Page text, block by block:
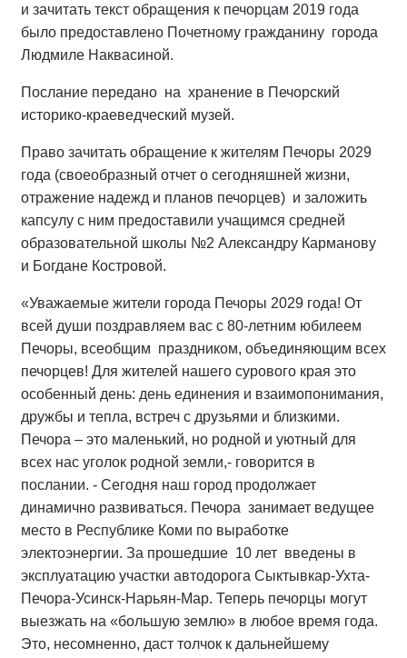
и зачитать текст обращения к печорцам 2019 года
было предоставлено Почетному гражданину города
Людмиле Наквасиной.
Послание передано на хранение в Печорский
историко-краеведческий музей.
Право зачитать обращение к жителям Печоры 2029
года (своеобразный отчет о сегодняшней жизни,
отражение надежд и планов печорцев) и заложить
капсулу с ним предоставили учащимся средней
образовательной школы №2 Александру Карманову
и Богдане Костровой.
«Уважаемые жители города Печоры 2029 года! От
всей души поздравляем вас с 80-летним юбилеем
Печоры, всеобщим праздником, объединяющим всех
печорцев! Для жителей нашего сурового края это
особенный день: день единения и взаимопонимания,
дружбы и тепла, встреч с друзьями и близкими.
Печора – это маленький, но родной и уютный для
всех нас уголок родной земли,- говорится в
послании. - Сегодня наш город продолжает
динамично развиваться. Печора занимает ведущее
место в Республике Коми по выработке
электоэнергии. За прошедшие 10 лет введены в
эксплуатацию участки автодорога Сыктывкар-Ухта-
Печора-Усинск-Нарьян-Мар. Теперь печорцы могут
выезжать на «большую землю» в любое время года.
Это, несомненно, даст толчок к дальнейшему